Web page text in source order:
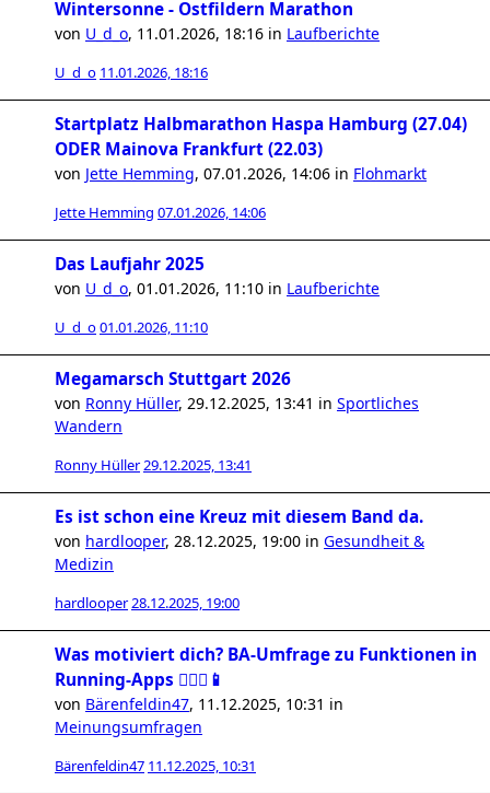
Wintersonne - Ostfildern Marathon
von U_d_o, 11.01.2026, 18:16 in Laufberichte
U_d_o 11.01.2026, 18:16
Startplatz Halbmarathon Haspa Hamburg (27.04)
ODER Mainova Frankfurt (22.03)
von Jette Hemming, 07.01.2026, 14:06 in Flohmarkt
Jette Hemming 07.01.2026, 14:06
Das Laufjahr 2025
von U_d_o, 01.01.2026, 11:10 in Laufberichte
U_d_o01.01.2026, 11:10
Megamarsch Stuttgart 2026
von Ronny Hüller, 29.12.2025, 13:41 in Sportliches
Wandern
Ronny Hüller29.12.2025, 13:41
Es ist schon eine Kreuz mit diesem Band da.
von hardlooper, 28.12.2025, 19:00 in Gesundheit &
Medizin
hardlooper28.12.2025, 19:00
Was motiviert dich? BA-Umfrage zu Funktionen in
Running-Apps 🏃🏻‍♀️📱
von Bärenfeldin47, 11.12.2025, 10:31 in
Meinungsumfragen
Bärenfeldin47 11.12.2025, 10:31